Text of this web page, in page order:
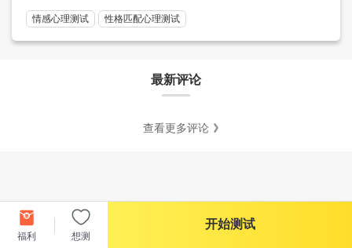
情感心理测试 性格匹配心理测试
最新评论
查看更多评论
福利 想测
开始测试